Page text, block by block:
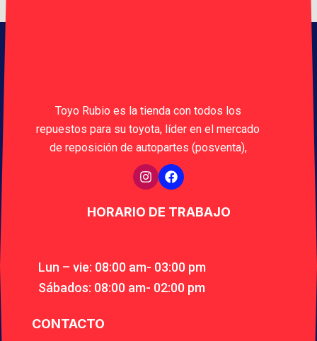
Toyo Rubio es la tienda con todos los
repuestos para su toyota, líder en el mercado
de reposición de autopartes (posventa),
HORARIO DE TRABAJO
Lun – vie: 08:00 am- 03:00 pm
Sábados: 08:00 am- 02:00 pm
CONTACTO